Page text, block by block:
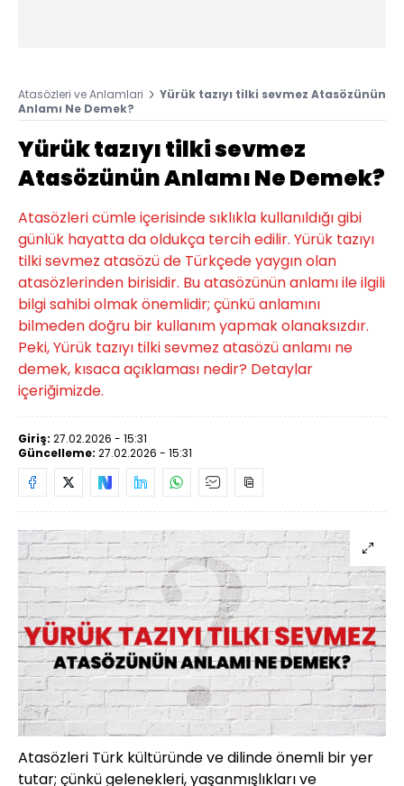
Atasözleri ve Anlamlari
Yürük tazıyı tilki sevmez Atasözünün
Anlamı Ne Demek?
Yürük tazıyı tilki sevmez
Atasözünün Anlamı Ne Demek?
Atasözleri cümle içerisinde sıklıkla kullanıldığı gibi
günlük hayatta da oldukça tercih edilir. Yürük tazıyı
tilki sevmez atasözü de Türkçede yaygın olan
atasözlerinden birisidir. Bu atasözünün anlamı ile ilgili
bilgi sahibi olmak önemlidir; çünkü anlamını
bilmeden doğru bir kullanım yapmak olanaksızdır.
Peki, Yürük tazıyı tilki sevmez atasözü anlamı ne
demek, kısaca açıklaması nedir? Detaylar
içeriğimizde.
Giriş: 27.02.2026 - 15:31
Güncelleme: 27.02.2026 - 15:31
Atasözleri Türk kültüründe ve dilinde önemli bir yer
tutar; çünkü gelenekleri, yaşanmışlıkları ve